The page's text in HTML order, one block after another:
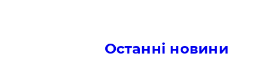
Останні новини